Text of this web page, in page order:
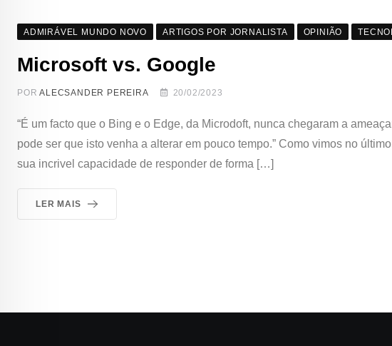
ADMIRÁVEL MUNDO NOVO ARTIGOS POR JORNALISTA OPINIÃO
Microsoft vs. Google
PORALECSANDER PEREIRA 20/02/2023
“É um facto que o Bing e o Edge, da Microdoft, nunca chegaram a
pode ser que isto venha a alterar em pouco tempo.” Como vimos no
sua incrivel capacidade de responder de forma […]
LER MAIS